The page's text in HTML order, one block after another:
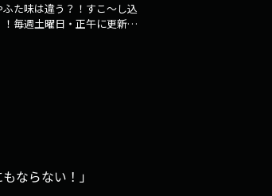
た味は違う？！すこ～し込
毎週土曜日・正午に更新！
ならない！」